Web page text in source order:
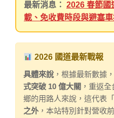
最新消息： 2026 春節國
載、免收費時段與避塞
2026 國道最新戰報
具體來說 ，根據最新數據，
式突破 10 億大關 ，重返全
鄉的用路人來說，這代表
之外，本站特別針對營收